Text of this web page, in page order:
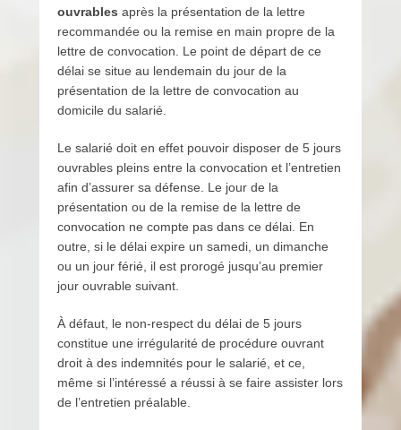
ouvrables après la présentation de la lettre
recommandée ou la remise en main propre de la
lettre de convocation. Le point de départ de ce
délai se situe au lendemain du jour de la
présentation de la lettre de convocation au
domicile du salarié.
Le salarié doit en effet pouvoir disposer de 5 jours
ouvrables pleins entre la convocation et l’entretien
afin d’assurer sa défense. Le jour de la
présentation ou de la remise de la lettre de
convocation ne compte pas dans ce délai. En
outre, si le délai expire un samedi, un dimanche
ou un jour férié, il est prorogé jusqu’au premier
jour ouvrable suivant.
À défaut, le non-respect du délai de 5 jours
constitue une irrégularité de procédure ouvrant
droit à des indemnités pour le salarié, et ce,
même si l’intéressé a réussi à se faire assister lors
de l’entretien préalable.